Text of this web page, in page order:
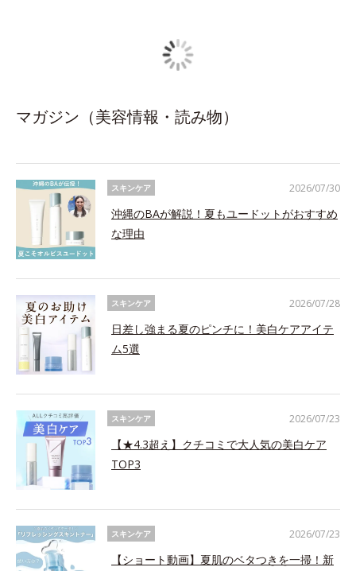
マガジン（美容情報・読み物）
スキンケア
沖縄のBAが解説！夏もユードットがおすすめ
な理由
2026/07/30
スキンケア
日差し強まる夏のピンチに！美白ケアアイテ
ム5選
2026/07/28
スキンケア
【★4.3超え】クチコミで大人気の美白ケア
TOP3
2026/07/23
スキンケア
【ショート動画】夏肌のベタつきを一掃！新
2026/07/23